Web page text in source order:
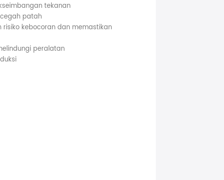
tekanan
patah
kebocoran dan memastikan
peralatan